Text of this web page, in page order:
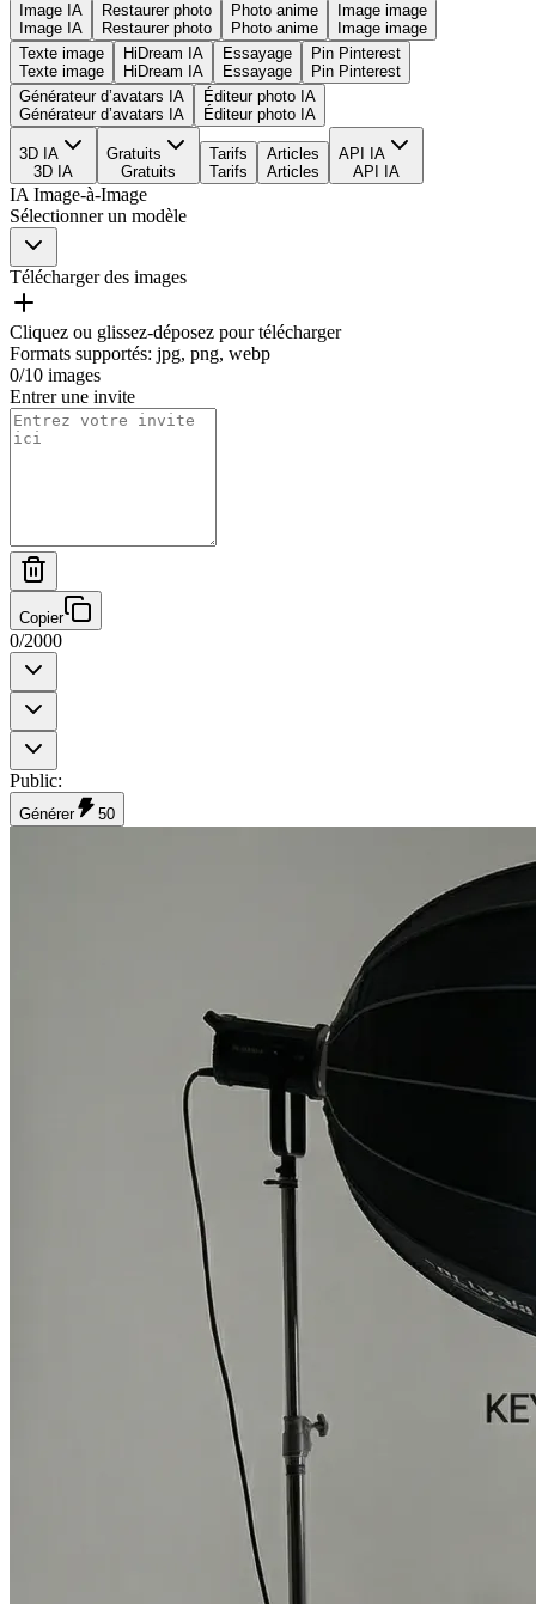
Image IA
Image IA
Restaurer photo
Restaurer photo
Photo anime
Photo anime
Image image
Image image
Texte image
Texte image
HiDream IA
HiDream IA
Essayage
Essayage
Pin Pinterest
Pin Pinterest
Générateur d’avatars IA
Générateur d’avatars IA
Éditeur photo IA
Éditeur photo IA
3D IA
3D IA
Gratuits
Gratuits
Tarifs
Tarifs
Articles
Articles
API IA
API IA
IA Image-à-Image
Sélectionner un modèle
Télécharger des images
Cliquez ou glissez-déposez pour télécharger
Formats supportés: jpg, png, webp
0/10 images
Entrer une invite
Copier
0/2000
Public:
Générer 50